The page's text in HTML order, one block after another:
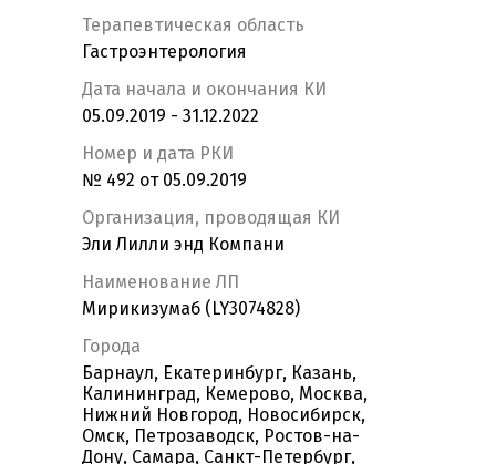
Терапевтическая область
Гастроэнтерология
Дата начала и окончания КИ
05.09.2019 - 31.12.2022
Номер и дата РКИ
№ 492 от 05.09.2019
Организация, проводящая КИ
Эли Лилли энд Компани
Наименование ЛП
Мирикизумаб (LY3074828)
Города
Барнаул, Екатеринбург, Казань,
Калининград, Кемерово, Москва,
Нижний Новгород, Новосибирск,
Омск, Петрозаводск, Ростов-на-
Дону, Самара, Санкт-Петербург,